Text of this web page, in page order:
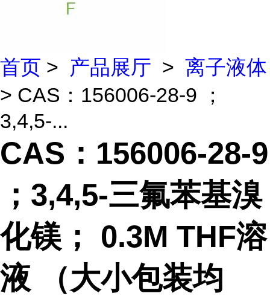
首页 > 产品展厅 > 离子液体
> CAS：156006-28-9 ；
3,4,5-...
CAS：156006-28-9
；3,4,5-三氟苯基溴
化镁； 0.3M THF溶
液 （大小包装均